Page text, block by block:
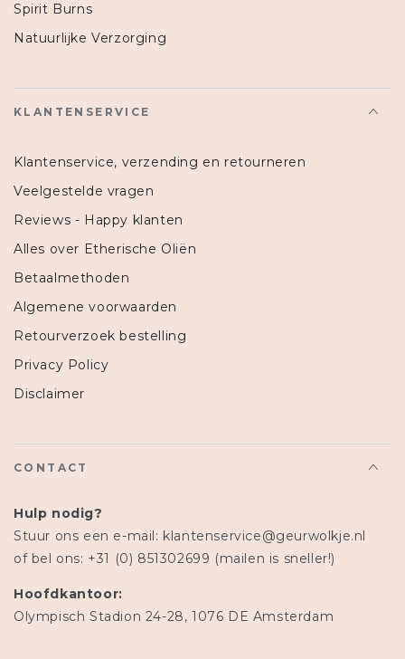
Spirit Burns
Natuurlijke Verzorging
KLANTENSERVICE
Klantenservice, verzending en retourneren
Veelgestelde vragen
Reviews - Happy klanten
Alles over Etherische Oliën
Betaalmethoden
Algemene voorwaarden
Retourverzoek bestelling
Privacy Policy
Disclaimer
CONTACT
Hulp nodig?
Stuur ons een e-mail: klantenservice@geurwolkje.nl
of bel ons: +31 (0) 851302699 (mailen is sneller!)
Hoofdkantoor:
Olympisch Stadion 24-28, 1076 DE Amsterdam